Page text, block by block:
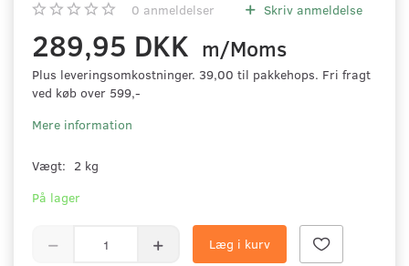
0 anmeldelser Skriv anmeldelse
289,95 DKK m/Moms
Plus leveringsomkostninger. 39,00 til pakkehops. Fri fragt
ved køb over 599,-
Mere information
Vægt: 2 kg
På lager
Læg i kurv